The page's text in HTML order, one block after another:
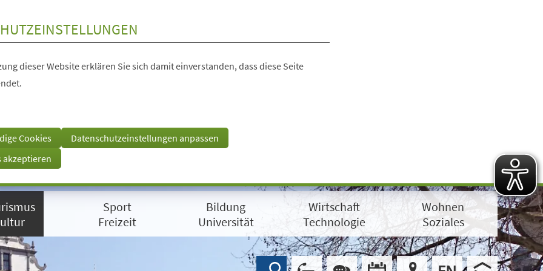
dieser Website erklären Sie sich damit einverstanden, dass diese Seite
Cookies
Datenschutzeinstellungen anpassen
akzeptieren
Sport
Freizeit
Bildung
Universität
Wirtschaft
Technologie
Wohnen
Soziales